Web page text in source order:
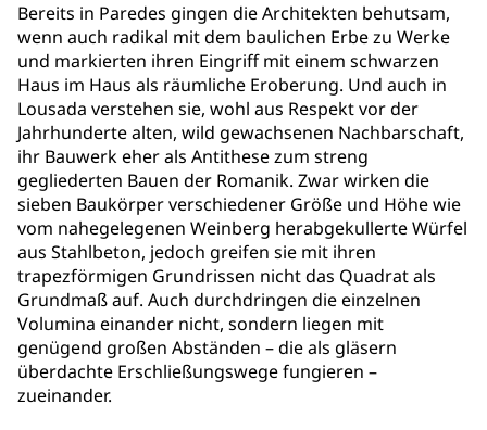
Bereits in Paredes gingen die Architekten behutsam,
wenn auch radikal mit dem baulichen Erbe zu Werke
und markierten ihren Eingriff mit einem schwarzen
Haus im Haus als räumliche Eroberung. Und auch in
Lousada verstehen sie, wohl aus Respekt vor der
Jahrhunderte alten, wild gewachsenen Nachbarschaft,
ihr Bauwerk eher als Antithese zum streng
gegliederten Bauen der Romanik. Zwar wirken die
sieben Baukörper verschiedener Größe und Höhe wie
vom nahegelegenen Weinberg herabgekullerte Würfel
aus Stahlbeton, jedoch greifen sie mit ihren
trapezförmigen Grundrissen nicht das Quadrat als
Grundmaß auf. Auch durchdringen die einzelnen
Volumina einander nicht, sondern liegen mit
genügend großen Abständen – die als gläsern
überdachte Erschließungswege fungieren –
zueinander.